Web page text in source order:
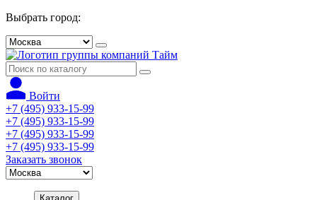
Выбрать город:
Войти
+7 (495) 933-15-99
+7 (495) 933-15-99
+7 (495) 933-15-99
+7 (495) 933-15-99
Заказать звонок